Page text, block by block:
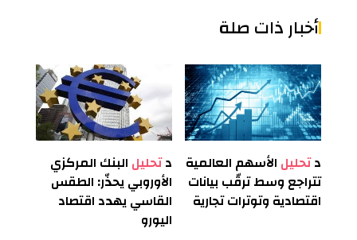
أخبار ذات صلة
دتحليل الأسهم العالمية
تتراجع وسط ترقّب بيانات
اقتصادية وتوترات تجارية
دتحليل البنك المركزي
الأوروبي يحذّر: الطقس
القاسي يهدد اقتصاد
اليورو